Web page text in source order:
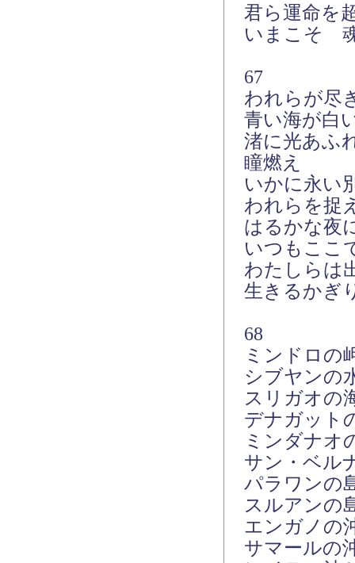
君ら運命を
いまこそ
67
われらが尽
青い海が白
渚に光あふ
瞳燃え
いかに永い
われらを捉
はるかな夜
いつもここ
わたしらは
生きるかぎ
68
ミンドロの
シブヤンの
スリガオの
デナガット
ミンダナオ
サン・ベル
パラワンの
スルアンの
エンガノの
サマールの